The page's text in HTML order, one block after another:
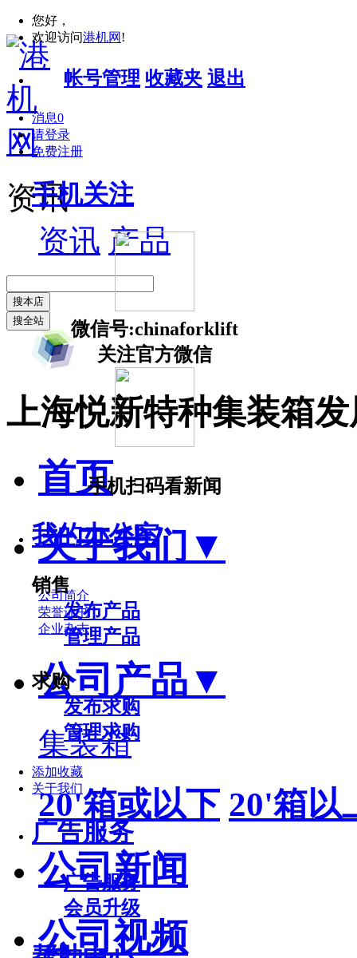
您好，
欢迎访问港机网 !
帐号管理 收藏夹 退出
消息0
请登录
免费注册
手机关注
微信号:chinaforklift
关注官方微信
手机扫码看新闻
我的办公室
销售
发布产品
管理产品
求购
发布求购
管理求购
添加收藏
关于我们
广告服务
广告服务
会员升级
资讯
资讯 产品
搜本店
搜全站
上海悦新特种集装箱
首页
关于我们 ▼
公司简介
荣誉证书
企业杂志
公司产品▼
集装箱
20'箱或以下 20'箱以
公司新闻
公司视频